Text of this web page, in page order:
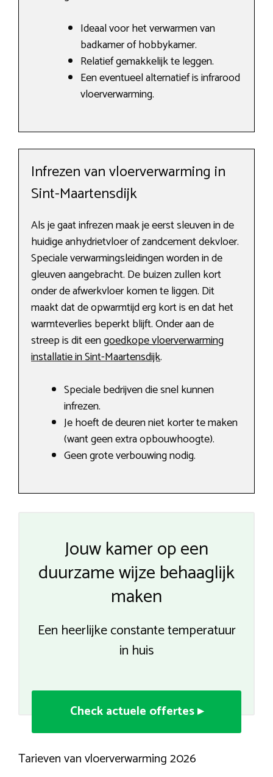
Ideaal voor het verwarmen van
badkamer of hobbykamer.
Relatief gemakkelijk te leggen.
Een eventueel alternatief is infrarood
vloerverwarming.
Infrezen van vloerverwarming in
Sint-Maartensdijk
Als je gaat infrezen maak je eerst sleuven in de
huidige anhydrietvloer of zandcement dekvloer.
Speciale verwarmingsleidingen worden in de
gleuven aangebracht. De buizen zullen kort
onder de afwerkvloer komen te liggen. Dit
maakt dat de opwarmtijd erg kort is en dat het
warmteverlies beperkt blijft. Onder aan de
streep is dit eengoedkope vloerverwarming
installatie in Sint-Maartensdijk.
Speciale bedrijven die snel kunnen
infrezen.
Je hoeft de deuren niet korter te maken
(want geen extra opbouwhoogte).
Geen grote verbouwing nodig.
Jouw kamer op een
duurzame wijze behaaglijk
maken
Een heerlijke constante temperatuur
in huis
Check actuele offertes ▸
Tarieven van vloerverwarming 2026